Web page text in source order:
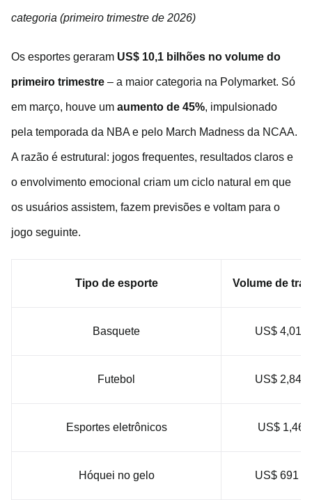
categoria (primeiro trimestre de 2026)
Os esportes geraram US$ 10,1 bilhões no volume do
primeiro trimestre – a maior categoria na Polymarket. Só
em março, houve um aumento de 45%, impulsionado
pela temporada da NBA e pelo March Madness da NCAA.
A razão é estrutural: jogos frequentes, resultados claros e
o envolvimento emocional criam um ciclo natural em que
os usuários assistem, fazem previsões e voltam para o
jogo seguinte.
Tipo de esporte Volume de
Basquete US$ 4,01
Futebol US$ 2,84
Esportes eletrônicos US$ 1,46
Hóquei no gelo US$ 691